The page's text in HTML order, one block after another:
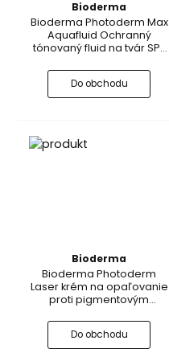
Bioderma
Bioderma Photoderm Max
Aquafluid Ochranný
tónovaný fluid na tvár SPF
Do obchodu
Bioderma
Bioderma Photoderm
Laser krém na opaľovanie
proti pigmentovým
Do obchodu